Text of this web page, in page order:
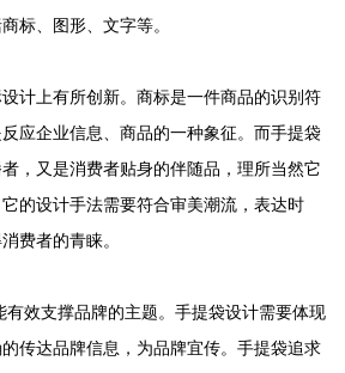
标、图形、文字等。
计上有所创新。商标是一件商品的识别符
应企业信息、商品的一种象征。而手提袋
，又是消费者贴身的伴随品，理所当然它
的设计手法需要符合审美潮流，表达时
费者的青睐。
有效支撑品牌的主题。手提袋设计需要体现
传达品牌信息，为品牌宜传。手提袋追求